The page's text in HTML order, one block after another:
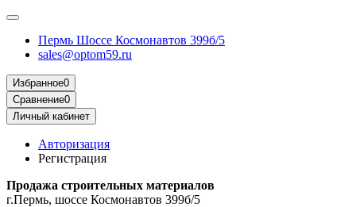
Пермь Шоссе Космонавтов 399б/5
sales@optom59.ru
Избранное0
Сравнение0
Личный кабинет
Авторизация
Регистрация
Продажа строительных материалов
г.Пермь, шоссе Космонавтов 399б/5